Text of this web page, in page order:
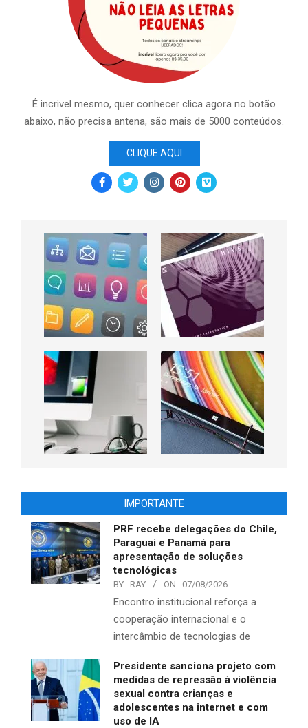
É incrivel mesmo, quer conhecer clica agora no botão
abaixo, não precisa antena, são mais de 5000 conteúdos.
CLIQUE AQUI
IMPORTANTE
PRF recebe delegações do Chile,
Paraguai e Panamá para
apresentação de soluções
tecnológicas
BY: RAY ON: 07/08/2026
Encontro institucional reforça a
cooperação internacional e o
intercâmbio de tecnologias de
Presidente sanciona projeto com
medidas de repressão à violência
sexual contra crianças e
adolescentes na internet e com
uso de IA